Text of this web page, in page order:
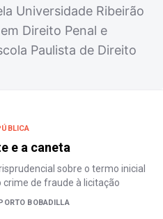
Universidade Ribeirão
Direito Penal e
Paulista de Direito
e a caneta
sobre o termo inicial
crime de fraude à licitação
BOBADILLA